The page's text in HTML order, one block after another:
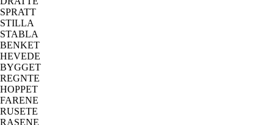
SPRATT
STILLA
STABLA
BENKET
HEVEDE
BYGGET
REGNTE
HOPPET
FARENE
RUSETE
RASENE